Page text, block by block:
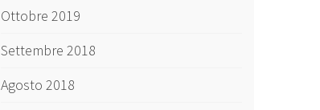
Ottobre 2019
Settembre 2018
Agosto 2018